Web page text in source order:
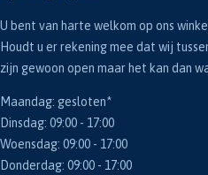
U bent van harte welkom op ons
Houdt u er rekening mee dat wij
zijn gewoon open maar het kan dan
Maandag: gesloten*
Dinsdag: 09:00 - 17:00
Woensdag: 09:00 - 17:00
Donderdag: 09:00 - 17:00